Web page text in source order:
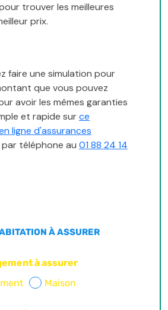
trouver les meilleures
prix.
faire une simulation pour
que vous pouvez
avoir les mêmes garanties
et rapide surce
ligne d'assurances
par téléphone au 01 88 24 14